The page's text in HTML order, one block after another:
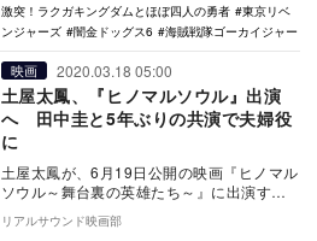
激突！ラクガキングダムとほぼ四人の勇者
東京リベ
ンジャーズ
闇金ドッグス6 海賊戦隊ゴーカイジャー
映画 2020.03.18 05:00
土屋太鳳、『ヒノマルソウル』出演
へ 田中圭と5年ぶりの共演で夫婦役
に
土屋太鳳が、6月19日公開の映画『ヒノマル
ソウル～舞台裏の英雄たち～』に出演する
ことが発表され、あわせてポスタービジュ
アルが公開…
リアルサウンド映画部